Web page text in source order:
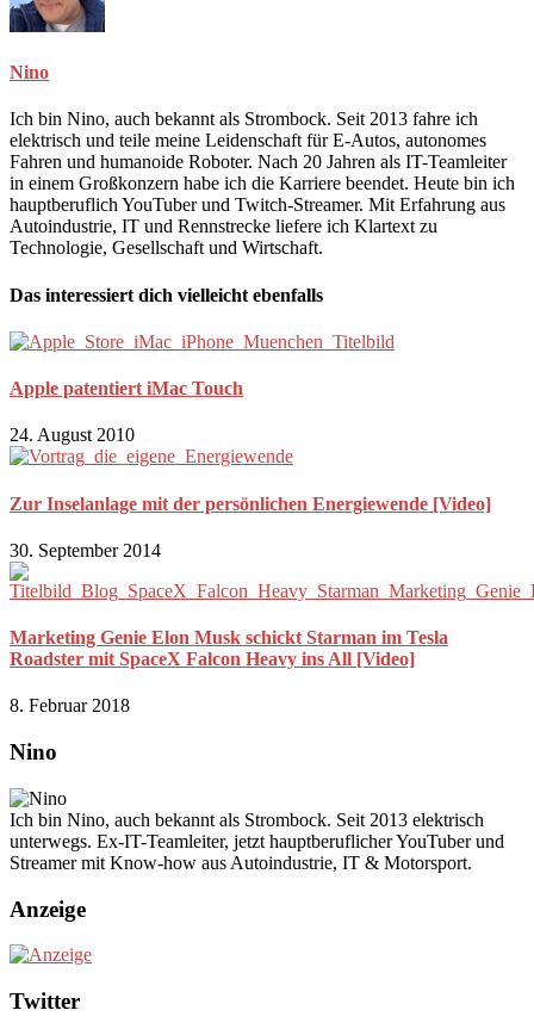
Nino
Ich bin Nino, auch bekannt als Strombock. Seit 2013 fahre ich
elektrisch und teile meine Leidenschaft für E-Autos, autonomes
Fahren und humanoide Roboter. Nach 20 Jahren als IT-Teamleiter
in einem Großkonzern habe ich die Karriere beendet. Heute bin ich
hauptberuflich YouTuber und Twitch-Streamer. Mit Erfahrung aus
Autoindustrie, IT und Rennstrecke liefere ich Klartext zu
Technologie, Gesellschaft und Wirtschaft.
Das interessiert dich vielleicht ebenfalls
Apple patentiert iMac Touch
24. August 2010
Zur Inselanlage mit der persönlichen Energiewende [Video]
30. September 2014
Marketing Genie Elon Musk schickt Starman im Tesla
Roadster mit SpaceX Falcon Heavy ins All [Video]
8. Februar 2018
Nino
Ich bin Nino, auch bekannt als Strombock. Seit 2013 elektrisch
unterwegs. Ex-IT-Teamleiter, jetzt hauptberuflicher YouTuber und
Streamer mit Know-how aus Autoindustrie, IT & Motorsport.
Anzeige
Twitter